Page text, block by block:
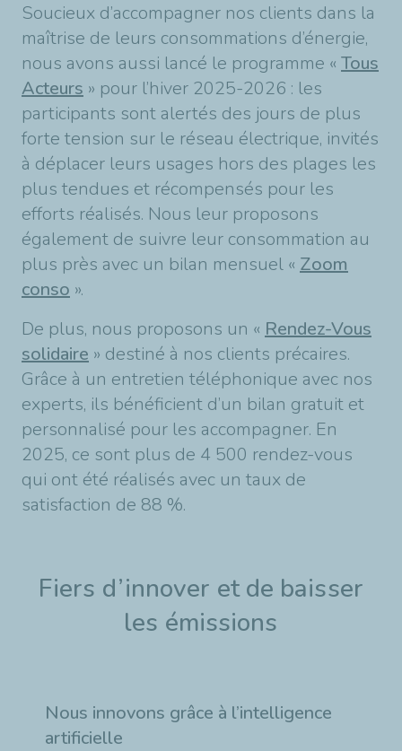
Soucieux d’accompagner nos clients dans la
maîtrise de leurs consommations d’énergie,
nous avons aussi lancé le programme « Tous
Acteurs » pour l’hiver 2025-2026 : les
participants sont alertés des jours de plus
forte tension sur le réseau électrique, invités
à déplacer leurs usages hors des plages les
plus tendues et récompensés pour les
efforts réalisés. Nous leur proposons
également de suivre leur consommation au
plus près avec un bilan mensuel « Zoom
conso ».
De plus, nous proposons un « Rendez-Vous
solidaire » destiné à nos clients précaires.
Grâce à un entretien téléphonique avec nos
experts, ils bénéficient d’un bilan gratuit et
personnalisé pour les accompagner. En
2025, ce sont plus de 4 500 rendez-vous
qui ont été réalisés avec un taux de
satisfaction de 88 %.
Fiers d’innover et de baisser
les émissions
Nous innovons grâce à l’intelligence
artificielle